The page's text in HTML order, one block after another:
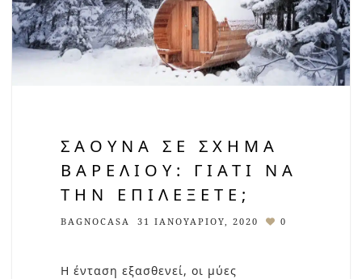
ΣΆΟΥΝΑ ΣΕ ΣΧΉΜΑ
ΒΑΡΕΛΙΟΎ: ΓΙΑΤΊ ΝΑ
ΤΗΝ ΕΠΙΛΈΞΕΤΕ;
BAGNOCASA 31 ΙΑΝΟΥΑΡΊΟΥ, 2020 0
Η ένταση εξασθενεί, οι μύες